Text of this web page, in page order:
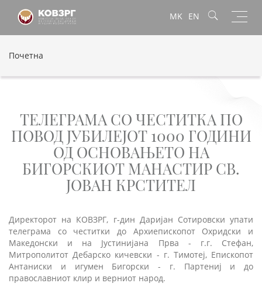
MK EN
Почетна
ТЕЛЕГРАМА СО ЧЕСТИТКА ПО
ПОВОД ЈУБИЛЕЈОТ 1000 ГОДИНИ
ОД ОСНОВАЊЕТО НА
БИГОРСКИОТ МАНАСТИР СВ.
ЈОВАН КРСТИТЕЛ
Директорот на КОВЗРГ, г-дин Даријан Сотировски упати
телеграма со честитки до Архиепископот Охридски и
Македонски и на Јустинијана Прва - г.г. Стефан,
Митрополитот Дебарско кичевски - г. Тимотеј, Епископот
Антаниски и игумен Бигорски - г. Партениј и до
православниот клир и верниот народ.